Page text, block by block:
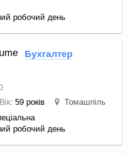
робочий день
Бухгалтер
Вік: 59 років
Томашпіль
робочий день